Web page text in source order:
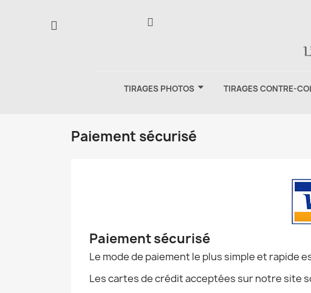
TIRAGES PHOTOS TIRAGES CONTRE-
Paiement sécurisé
Paiement sécurisé
Le mode de paiement le plus simple et rapide
Les cartes de crédit acceptées sur notre site